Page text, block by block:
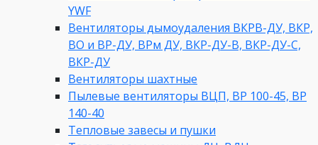
YWF
Вентиляторы дымоудаления ВКРВ-ДУ, ВКР,
ВО и ВР-ДУ, ВРм ДУ, ВКР-ДУ-В, ВКР-ДУ-С,
ВКР-ДУ
Вентиляторы шахтные
Пылевые вентиляторы ВЦП, ВР 100-45, ВР
140-40
Тепловые завесы и пушки